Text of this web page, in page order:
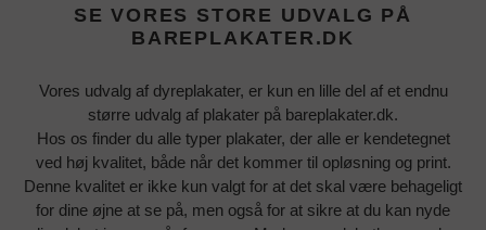
SE VORES STORE UDVALG PÅ
BAREPLAKATER.DK
Vores udvalg af dyreplakater, er kun en lille del af et endnu
større udvalg af plakater på bareplakater.dk.
Hos os finder du alle typer plakater, der alle er kendetegnet
ved høj kvalitet, både når det kommer til opløsning og print.
Denne kvalitet er ikke kun valgt for at det skal være behageligt
for dine øjne at se på, men også for at sikre at du kan nyde